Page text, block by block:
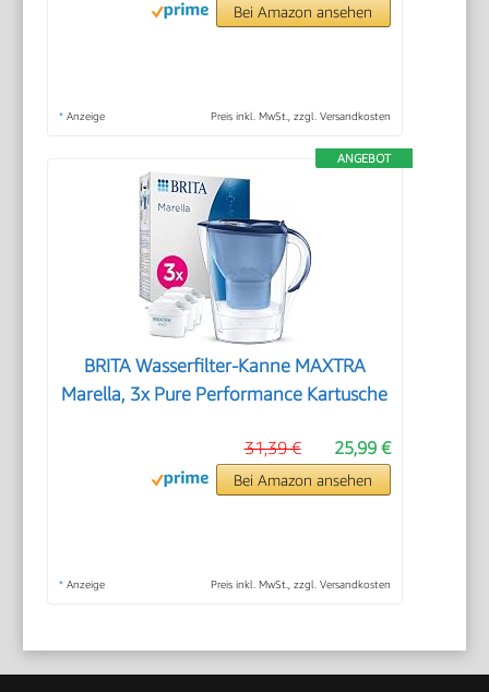
Bei Amazon ansehen
* Anzeige Preis inkl. MwSt., zzgl. Versandkosten
ANGEBOT
BRITA Wasserfilter-Kanne MAXTRA
Marella, 3x Pure Performance Kartusche
25,99 €
31,39 €
Bei Amazon ansehen
* Anzeige Preis inkl. MwSt., zzgl. Versandkosten